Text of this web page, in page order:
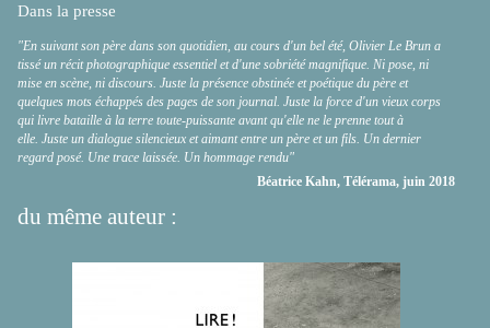
Dans la presse
"En suivant son père dans son quotidien, au cours d'un bel été, Olivier Le Brun a
tissé un récit photographique essentiel et d'une sobriété magnifique. Ni pose, ni
mise en scène, ni discours. Juste la présence obstinée et poétique du père et
quelques mots échappés des pages de son journal. Juste la force d'un vieux corps
qui livre bataille à la terre toute-puissante avant qu'elle ne le prenne tout à
elle. Juste un dialogue silencieux et aimant entre un père et un fils. Un dernier
regard posé. Une trace laissée. Un hommage rendu"
Béatrice Kahn, Télérama, juin 2018
du même auteur :